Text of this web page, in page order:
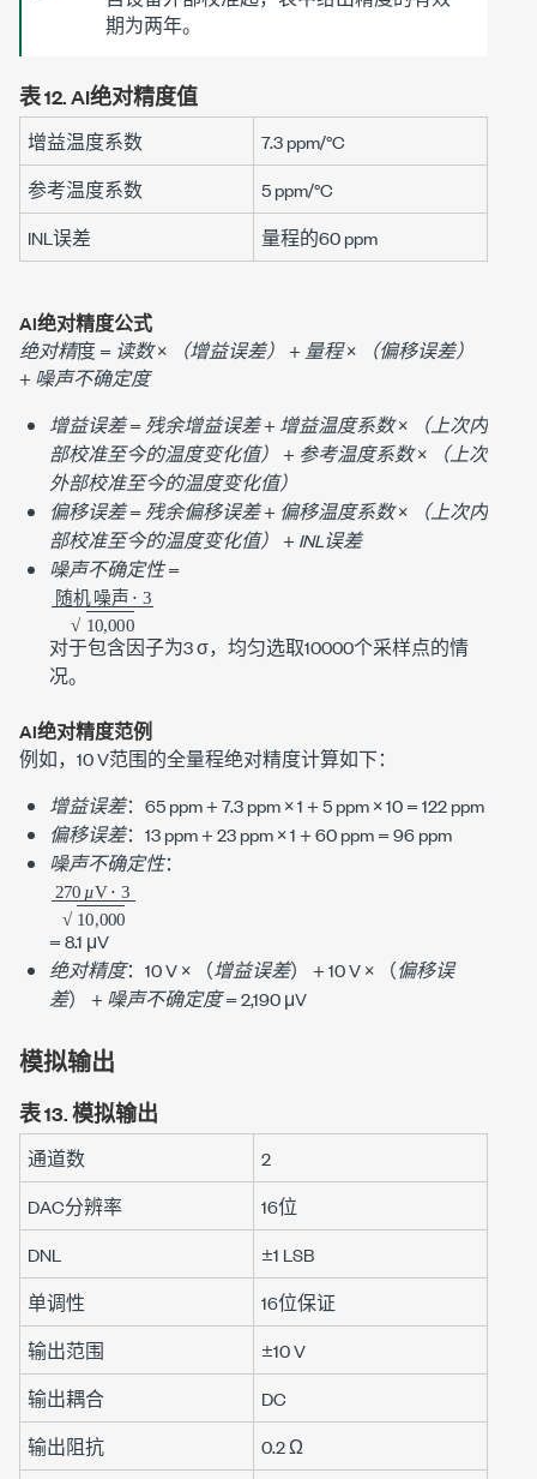
期为两年。
表 12.AI绝对精度值
增益温度系数 7.3 ppm/°C
参考温度系数
5 ppm/°C
INL误差
量程的60 ppm
AI绝对精度公式
绝对精度 = 读数× （增益误差） + 量程×
（偏移误差）
+ 噪声不确定度
增益误差= 残余增益误差+ 增益温度系数×
（上次内
部校准至今的温度变化值） + 参考温度系数×
（上次
外部校准至今的温度变化值）
偏移误差= 残余偏移误差+ 偏移温度系数×
（上次内
部校准至今的温度变化值） + INL误差
噪声不确定性=
随机 噪声
随机噪声
随机噪声
⋅ 310,000
对于包含因子为3 σ，均匀选取10000个采样点的情
况。
AI绝对精度范例
例如， 10 V范围的全量程绝对精度计算如下：
增益误差： 65 ppm+7.3 ppm× 1 +5 ppm× 10 =122 ppm
偏移误差： 13 ppm+23 ppm× 1 +60 ppm=96 ppm
噪声不确定性：
µµ
270µV
⋅ 3
10,000
=8.1 μV
绝对精度： 10 V× （增益误差） +10 V× （偏移误
差） + 噪声不确定度= 2,190 μV
模拟输出
表 13.模拟输出
通道数
2
DAC分辨率
16位
DNL
±1 LSB
单调性
16位保证
输出范围
±10 V
输出耦合
DC
输出阻抗
0.2 Ω